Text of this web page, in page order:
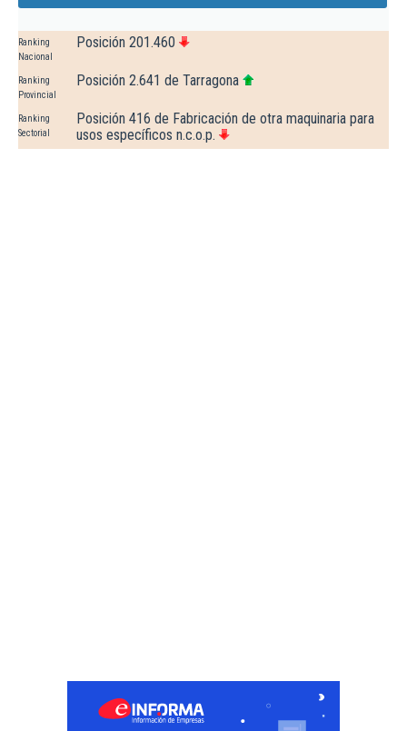
Ranking
Nacional
Posición 201.460
Ranking
Provincial
Posición 2.641 de Tarragona
Ranking
Sectorial
Posición 416 de Fabricación de otra maquinaria para
usos específicos n.c.o.p.